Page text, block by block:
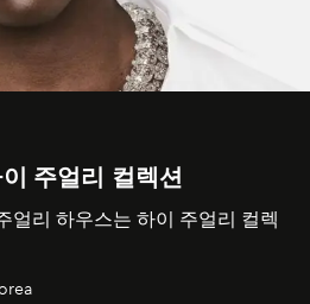
주얼리 컬렉션
얼리 하우스는 하이 주얼리 컬렉